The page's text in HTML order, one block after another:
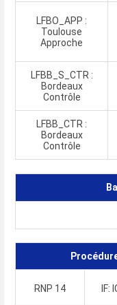
LFBO_APP :
Toulouse
Approche
LFBB_S_CTR :
Bordeaux
Contrôle
LFBB_CTR :
Bordeaux
Contrôle
RNP 14 IF: